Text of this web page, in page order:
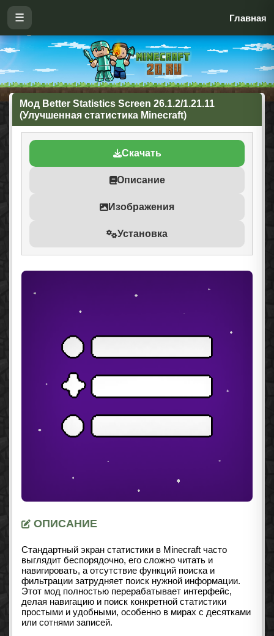
☰ Главная
Мод Better Statistics Screen 26.1.2/1.21.11
(Улучшенная статистика Minecraft)
Скачать
Описание
Изображения
Установка
ОПИСАНИЕ
Стандартный экран статистики в Minecraft часто
выглядит беспорядочно, его сложно читать и
навигировать, а отсутствие функций поиска и
фильтрации затрудняет поиск нужной информации.
Этот мод полностью перерабатывает интерфейс,
делая навигацию и поиск конкретной статистики
простыми и удобными, особенно в мирах с десятками
или сотнями записей.